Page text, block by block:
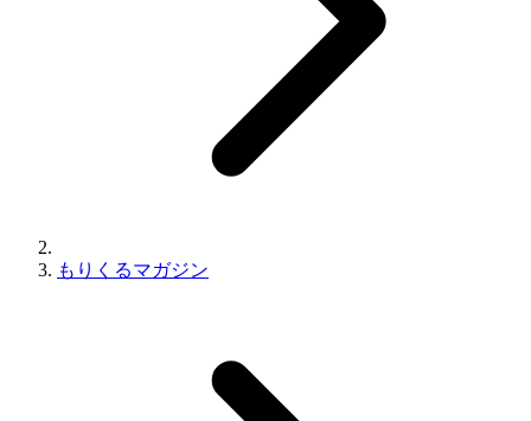
もりくるマガジン